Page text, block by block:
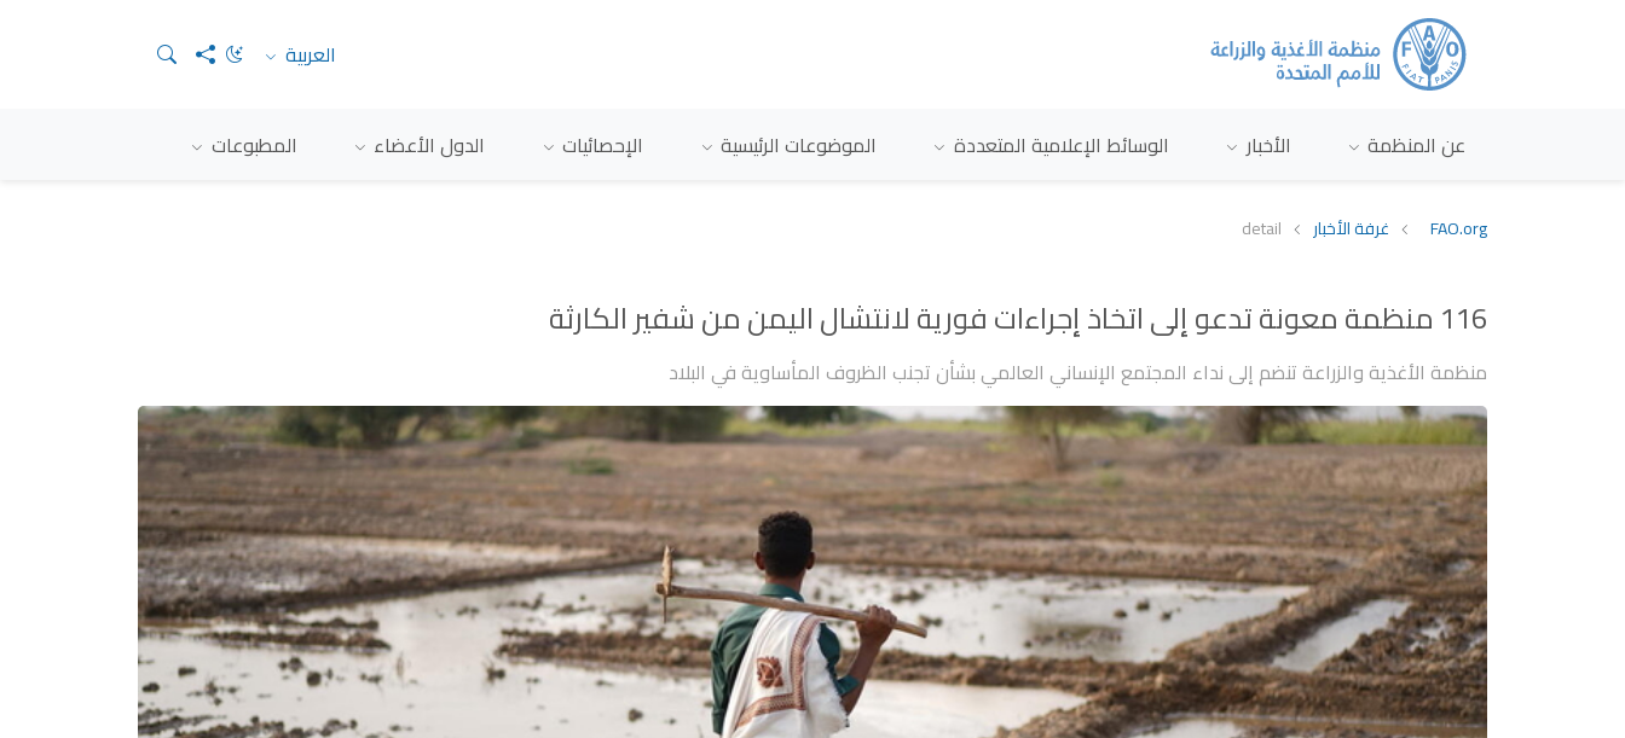
العربية
عن المنظمة الأخبار الوسائط الإعلامية المتعددة الموضوعات الرئيسية الإحصائيات الدول الأعضاء المطبوعات
FAO.org غرفة الأخبار detail
116 منظمة معونة تدعو إلى اتخاذ إجراءات فورية لانتشال اليمن من شفير الكارثة
منظمة الأغذية والزراعة تنضم إلى نداء المجتمع الإنساني العالمي بشأن تجنب الظروف المأساوية في البلاد